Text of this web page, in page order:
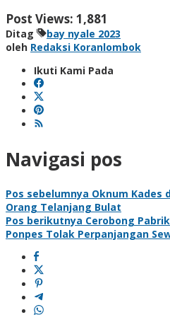
Post Views: 1,881
Ditag
bay nyale 2023
oleh Redaksi Koranlombok
Ikuti Kami Pada
Navigasi pos
Pos sebelumnya Oknum Kades
Orang Telanjang Bulat
Pos berikutnya Cerobong
Ponpes Tolak Perpanjangan